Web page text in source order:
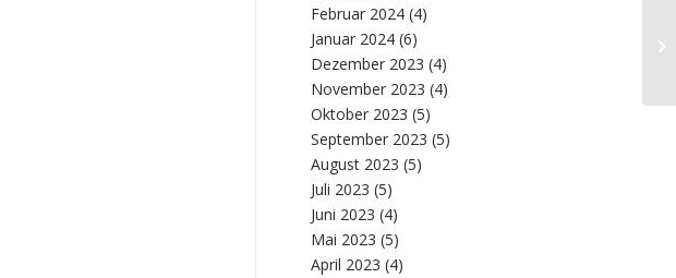
Februar 2024 (4)
Januar 2024 (6)
Dezember 2023 (4)
November 2023 (4)
Oktober 2023 (5)
September 2023 (5)
August 2023 (5)
Juli 2023 (5)
Juni 2023 (4)
Mai 2023 (5)
April 2023 (4)